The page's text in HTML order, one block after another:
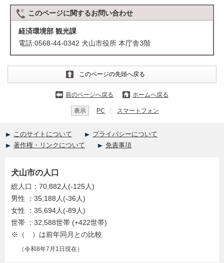
このページに関するお問い合わせ
経済環境部 観光課
電話:0568-44-0342 犬山市役所 本庁舎3階
このページの先頭へ戻る
前のページへ戻る ホームへ戻る
表示 PC スマートフォン
このサイトについて
プライバシーについて
著作権・リンクについて
免責事項
犬山市の人口
総人口：70,882人(-125人)
男性 ：35,188人(-36人)
女性 ：35,694人(-89人)
世帯 ：32,588世帯 (+422世帯)
※（ ）は前年同月との比較
（令和8年7月1日現在）